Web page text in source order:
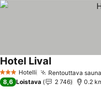
3 Tähtiluokitus
Hotelli Rentouttava
Hotel LivalKatso hinnat
8,6 Loistava 2 746 0.2